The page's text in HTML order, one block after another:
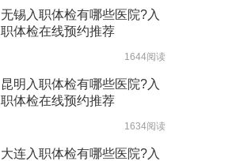
无锡入职体检有哪些医院?入
职体检在线预约推荐
1644阅读
昆明入职体检有哪些医院?入
职体检在线预约推荐
1634阅读
大连入职体检有哪些医院?入